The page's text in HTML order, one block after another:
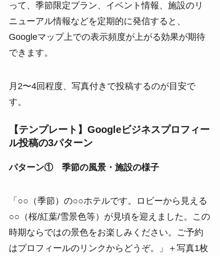
って、季節限定プラン、イベント情報、施設のリ
ニューアル情報などを定期的に発信すると、
Googleマップ上での表示頻度が上がる効果が期待
できます。
月2〜4回程度、写真付きで投稿するのが目安で
す。
【テンプレート】Googleビジネスプロフィー
ル投稿の3パターン
パターン① 季節の風景・施設の様子
「○○（季節）の○○ホテルです。ロビーから見える
○○（桜/紅葉/雪景色等）が見頃を迎えました。この
時期ならではの景色をお楽しみください。ご予約
はプロフィールのリンクからどうぞ。」＋写真1枚